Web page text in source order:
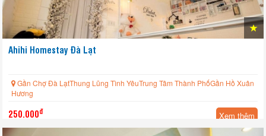
Ahihi Homestay Đà Lạt
Gần Chợ Đà LạtThung Lũng Tình YêuTrung Tâm Thành PhốGần Hồ Xuân
Hương
250.000đ Xem thêm